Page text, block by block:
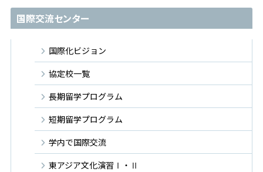
国際交流センター
国際化ビジョン
協定校一覧
長期留学プログラム
短期留学プログラム
学内で国際交流
東アジア文化演習Ⅰ・Ⅱ